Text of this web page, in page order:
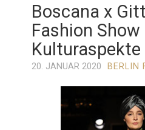
Boscana x
Fashion
Kulturaspekte
20. JANUAR 2020 BERLIN